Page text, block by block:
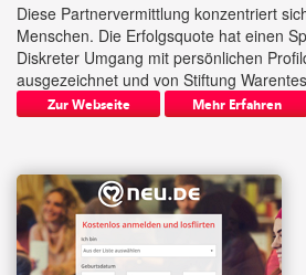
Diese Partnervermittlung konzentriert
Menschen. Die Erfolgsquote hat einen
Diskreter Umgang mit persönlichen
ausgezeichnet und von Stiftung
Zur Webseite Mehr Erfahren